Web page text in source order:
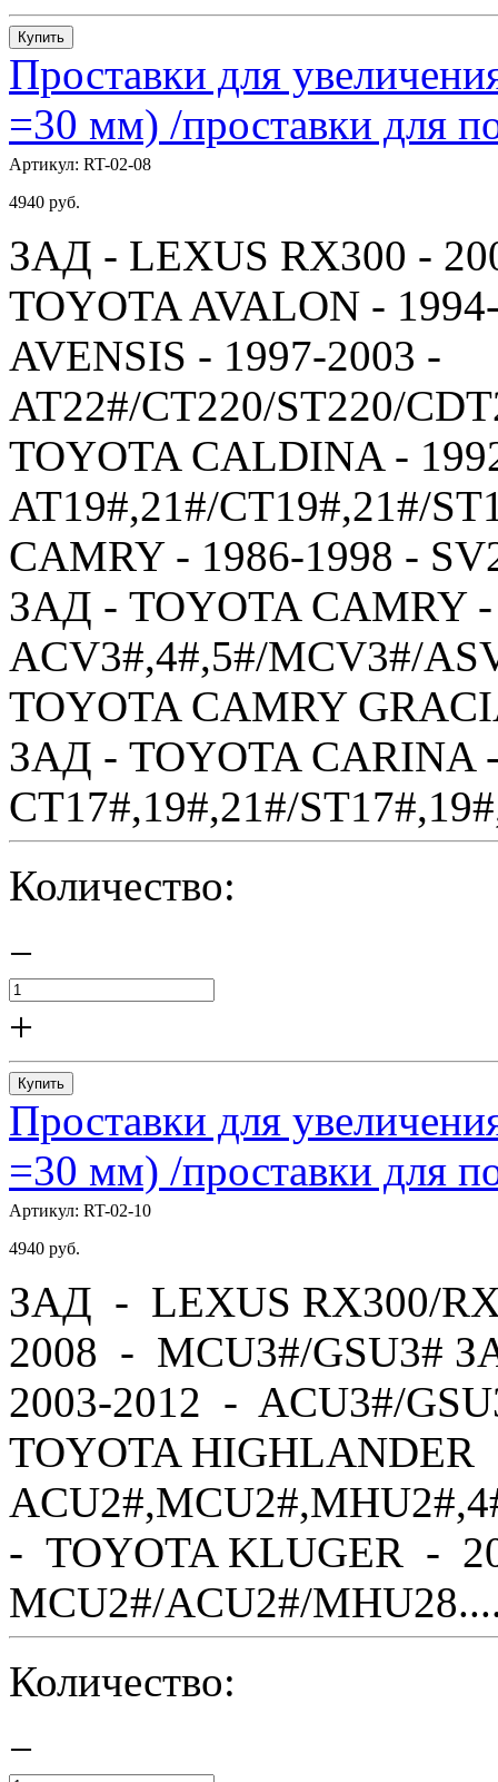
Купить
Проставки для
=30 мм) /проставки для
Артикул: RT-02-08
4940 руб.
ЗАД - LEXUS RX300 -
TOYOTA AVALON -
AVENSIS - 1997-2003 -
AT22#/CT220/ST220/
TOYOTA CALDINA -
AT19#,21#/CT19#,21#/
CAMRY - 1986-1998 -
ЗАД - TOYOTA CAMRY -
ACV3#,4#,5#/MCV3#/
TOYOTA CAMRY
ЗАД - TOYOTA CARINA
CT17#,19#,21#/
Количество:
−
+
Купить
Проставки для
=30 мм) /проставки для
Артикул: RT-02-10
4940 руб.
ЗАД - LEXUS RX300/
2008 - MCU3#/GSU3#
2003-2012 - ACU3#/
TOYOTA
- TOYOTA KLUGER -
MCU2#/ACU2#/
Количество:
−